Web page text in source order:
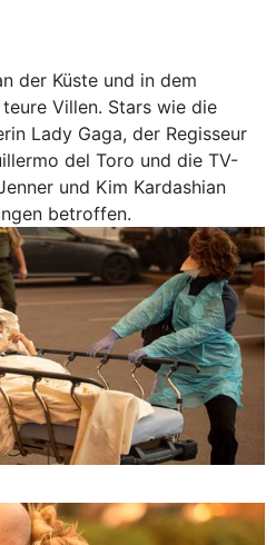
der Küste und in dem
Villen. Stars wie die
Lady Gaga, der Regisseur
del Toro und die TV-
und Kim Kardashian
betroffen.